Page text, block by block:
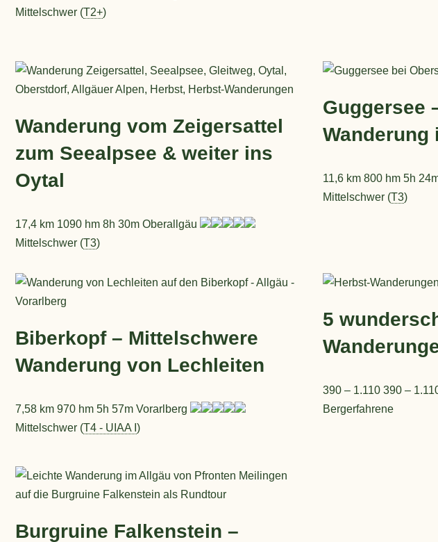
Mittelschwer (T2+)
Wanderung vom Zeigersattel
zum Seealpsee & weiter ins
Oytal
17,4 km 1090 hm 8h 30m Oberallgäu
Mittelschwer (T3)
Guggersee
Wanderung
11,6 km 800 hm 5h
Mittelschwer (T3)
Biberkopf – Mittelschwere
Wanderung von Lechleiten
7,58 km 970 hm 5h 57m Vorarlberg
Mittelschwer (T4 - UIAA I )
5
390 – 1.110 390 –
Bergerfahrene
Burgruine Falkenstein –